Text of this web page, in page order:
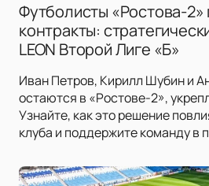
Футболисты «Ростова-
контракты:
LEON Второй Лиге «Б»
Иван Петров, Кирилл Шубин и
остаются в «Ростове-2»,
Узнайте, как это решение
клуба и поддержите команду в